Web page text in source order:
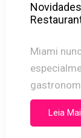
Miami
Leia